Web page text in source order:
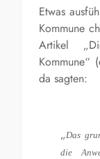
Etwas
Kommune
Artikel
Kommune“
da sagten:
„Das
die